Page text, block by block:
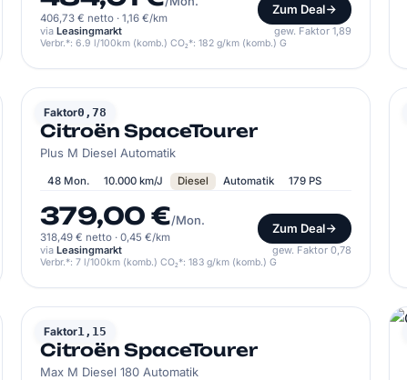
406,73 € netto · 1,16 €/km
Zum Deal
via Leasingmarkt gew. Faktor 1,89
Verbr.*: 6.9 l/100km (komb.) CO₂*: 182 g/km (komb.) G
Faktor0,78
CITROËN
Citroën SpaceTourer
Plus M Diesel Automatik
48 Mon. 10.000 km/J Diesel Automatik 179 PS
379,00 €/Mon.
318,49 € netto · 0,45 €/km
Zum Deal
via Leasingmarkt gew. Faktor 0,78
Verbr.*: 7 l/100km (komb.) CO₂*: 183 g/km (komb.) G
Faktor1,15
CITROËN
Citroën SpaceTourer
Max M Diesel 180 Automatik